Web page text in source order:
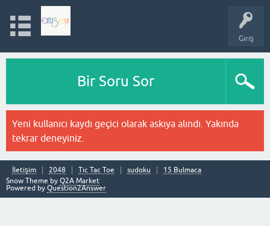
Giriş
Bir Soru Sor
Yeni kullanıcı kaydı geçici olarak askıya alındı. Yakında
tekrar deneyiniz.
İletişim 2048 Tic Tac Toe sudoku
15 Bulmaca
Snow Theme by Q2A Market
Powered by Question2Answer